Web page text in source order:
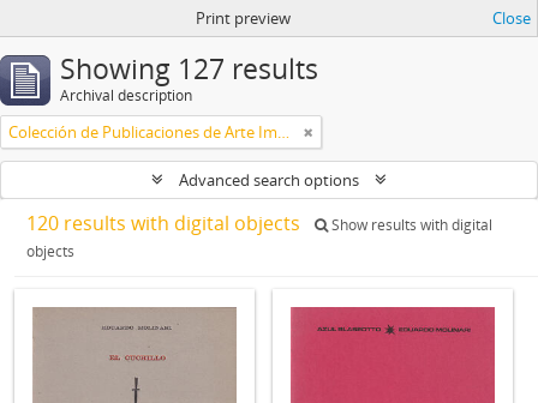
Print preview Close
Showing 127 results
Archival description
Colección de Publicaciones de Arte Impreso
Advanced search options
120 results with digital objects
Show results with digital
objects